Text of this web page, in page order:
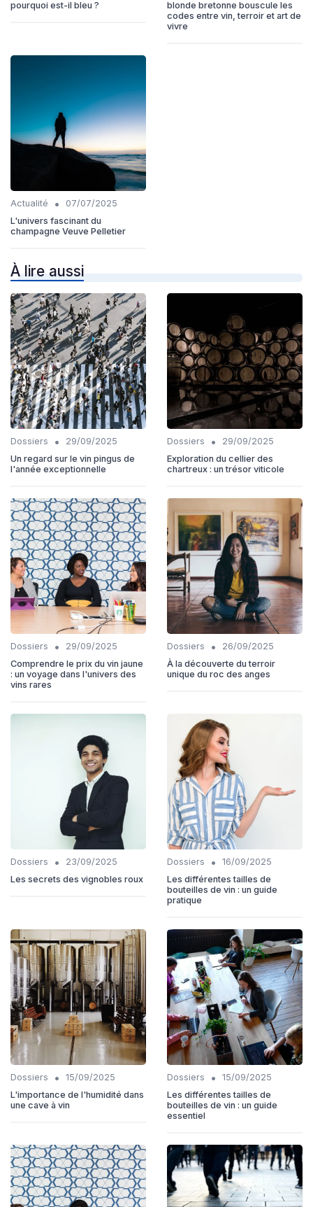
pourquoi est-il bleu ?
blonde bretonne bouscule les
codes entre vin, terroir et art de
vivre
Actualité •
07/07/2025
L'univers fascinant du
champagne Veuve Pelletier
À lire aussi
Dossiers •
29/09/2025
Un regard sur le vin pingus de
l'année exceptionnelle
Dossiers •
29/09/2025
Exploration du cellier des
chartreux : un trésor viticole
Dossiers •
29/09/2025
Comprendre le prix du vin jaune
: un voyage dans l'univers des
vins rares
Dossiers •
26/09/2025
À la découverte du terroir
unique du roc des anges
Dossiers •
23/09/2025
Les secrets des vignobles roux
Dossiers •
16/09/2025
Les différentes tailles de
bouteilles de vin : un guide
pratique
Dossiers •
15/09/2025
L'importance de l'humidité dans
une cave à vin
Dossiers •
15/09/2025
Les différentes tailles de
bouteilles de vin : un guide
essentiel